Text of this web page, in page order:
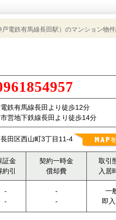
電鉄有馬線長田駅）のマンション物
電鉄有馬線長田より徒歩12分
市営地下鉄線長田より徒歩14分
田区西山町3丁目11-4
証金
約引
契約一時金
償却費
取引
入居
-
-
-
-
一
即